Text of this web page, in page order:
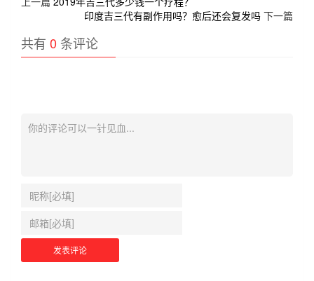
印度吉三代有副作用吗？愈后还会复发吗 下一篇
共有 0 条评论